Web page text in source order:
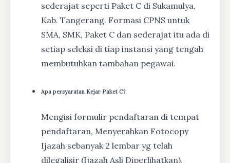
sederajat seperti Paket C di Sukamulya,
Kab. Tangerang. Formasi CPNS untuk
SMA, SMK, Paket C dan sederajat itu ada di
setiap seleksi di tiap instansi yang tengah
membutuhkan tambahan pegawai.
Apa persyaratan Kejar Paket C?
Mengisi formulir pendaftaran di tempat
pendaftaran, Menyerahkan Fotocopy
Ijazah sebanyak 2 lembar yg telah
dilegalisir (Ijazah Asli Diperlihatkan),